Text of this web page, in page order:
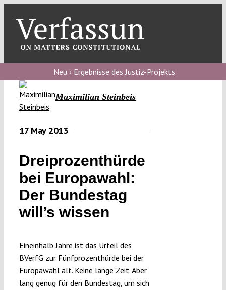
content
blog
Verfassungs
Verfassungs
Verfassungs
editorial
About
Funding
Neu › Ergebnisse des Justiz-Projekts
Maximilian Steinbeis
17 May 2013
Dreiprozenthürde
bei Europawahl:
Der Bundestag
will’s wissen
Eineinhalb Jahre ist das Urteil des
BVerfG zur Fünfprozenthürde bei der
Europawahl alt. Keine lange Zeit. Aber
lang genug für den Bundestag, um sich